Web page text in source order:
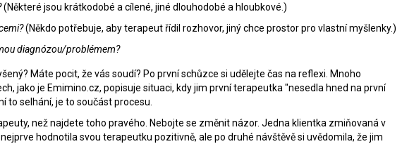
(Některé jsou krátkodobé a cílené, jiné dlouhodobé a hloubkové.)
(Někdo potřebuje, aby terapeut řídil rozhovor, jiný chce prostor pro vlastní myšlenky.)
diagnózou/problémem?
Máte pocit, že vás soudí? Po první schůzce si udělejte čas na reflexi. Mnoho
jako je Emimino.cz, popisuje situaci, kdy jim první terapeutka "nesedla hned na první
to selhání, je to součást procesu.
než najdete toho pravého. Nebojte se změnit názor. Jedna klientka zmiňovaná v
hodnotila svou terapeutku pozitivně, ale po druhé návštěvě si uvědomila, že jim